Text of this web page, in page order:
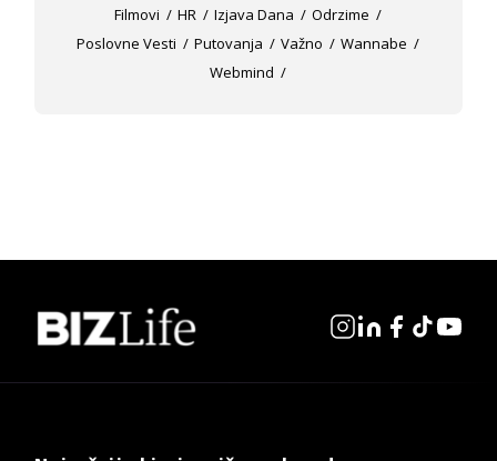
Filmovi
HR Izjava Dana
Odrzime
Poslovne Vesti
Putovanja Važno
Wannabe
Webmind